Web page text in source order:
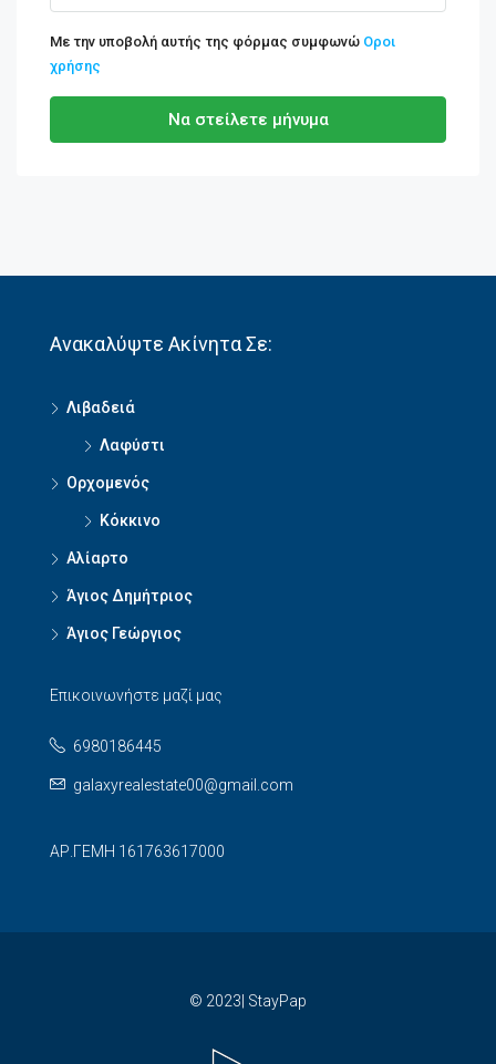
Με την υποβολή αυτής της φόρμας συμφωνώ Οροι
χρήσης
Να στείλετε μήνυμα
Ανακαλύψτε Ακίνητα Σε:
Λιβαδειά
Λαφύστι
Ορχομενός
Κόκκινο
Αλίαρτο
Άγιος Δημήτριος
Άγιος Γεώργιος
Επικοινωνήστε μαζί μας
6980186445
galaxyrealestate00@gmail.com
ΑΡ.ΓΕΜΗ 161763617000
© 2023| StayPap